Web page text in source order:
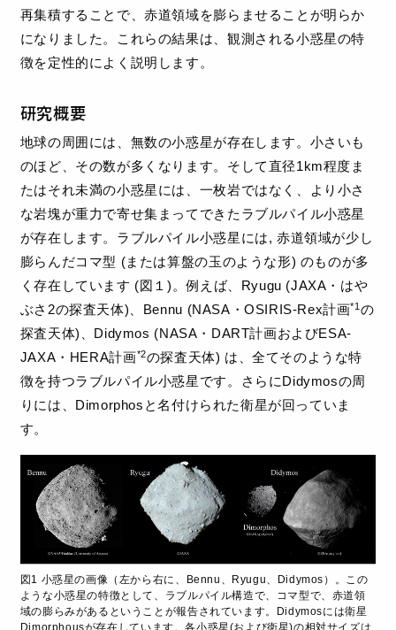
再集積することで、赤道領域を膨らませることが明らか
になりました。これらの結果は、観測される小惑星の特
徴を定性的によく説明します。
研究概要
地球の周囲には、無数の小惑星が存在します。小さいも
のほど、その数が多くなります。そして直径1km程度ま
たはそれ未満の小惑星には、一枚岩ではなく、より小さ
な岩塊が重力で寄せ集まってできたラブルパイル小惑星
が存在します。ラブルパイル小惑星には, 赤道領域が少し
膨らんだコマ型 (または算盤の玉のような形) のものが多
く存在しています (図１)。例えば、Ryugu (JAXA・はや
ぶさ2の探査天体)、Bennu (NASA・OSIRIS-Rex計画*1 の
探査天体)、Didymos (NASA・DART計画およびESA-
JAXA・HERA計画*2の探査天体) は、全てそのような特
徴を持つラブルパイル小惑星です。さらにDidymosの周
りには、Dimorphosと名付けられた衛星が回っていま
す。
図1 小惑星の画像（左から右に、Bennu、Ryugu、Didymos）。この
ような小惑星の特徴として、ラブルパイル構造で、コマ型で、赤道領
域の膨らみがあるということが報告されています。Didymosには衛星
Dimorphousが存在しています。各小惑星(および衛星)の相対サイズは